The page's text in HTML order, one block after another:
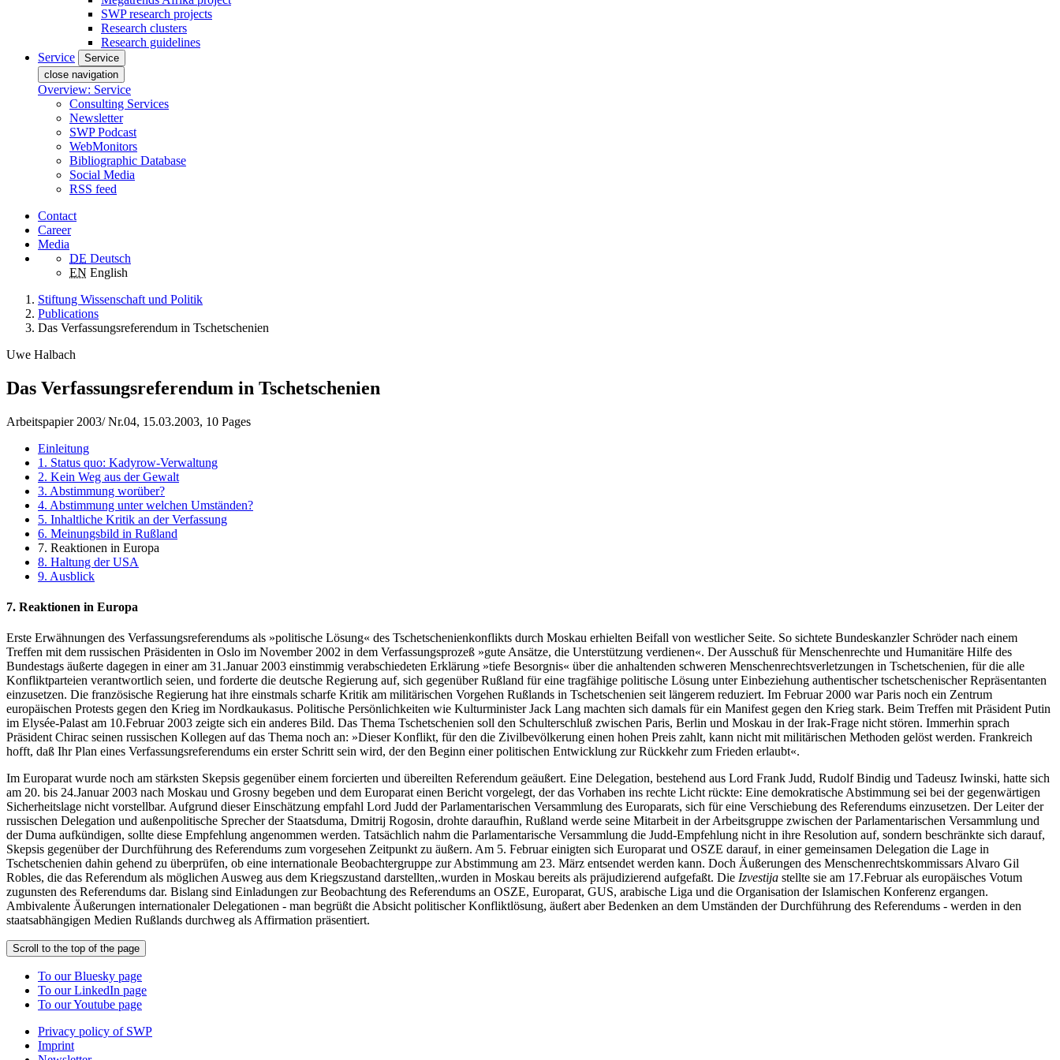
SWP research projects
Research clusters
Research guidelines
Service
Service
close navigation
Overview: Service
Consulting Services
Newsletter
SWP Podcast
WebMonitors
Bibliographic Database
Social Media
RSS feed
Contact
Career
Media
DE Deutsch
EN English
Stiftung Wissenschaft und Politik
Publications
Das Verfassungsreferendum in Tschetschenien
Uwe Halbach
Das Verfassungsreferendum in Tschetschenien
Arbeitspapier 2003/ Nr.04, 15.03.2003, 10 Pages
Einleitung
1. Status quo: Kadyrow-Verwaltung
2. Kein Weg aus der Gewalt
3. Abstimmung worüber?
4. Abstimmung unter welchen Umständen?
5. Inhaltliche Kritik an der Verfassung
6. Meinungsbild in Rußland
7. Reaktionen in Europa
8. Haltung der USA
9. Ausblick
7. Reaktionen in Europa
Erste Erwähnungen des Verfassungsreferendums als »politische Lösung« des Tschetschenienkonflikts durch Moskau erhielten Beifall von westlicher Seite. So sichtete Bundeskanzler Schröder nach einem
Treffen mit dem russischen Präsidenten in Oslo im November 2002 in dem Verfassungsprozeß »gute Ansätze, die Unterstützung verdienen«. Der Ausschuß für Menschenrechte und Humanitäre Hilfe des
Bundestags äußerte dagegen in einer am 31.Januar 2003 einstimmig verabschiedeten Erklärung »tiefe Besorgnis« über die anhaltenden schweren Menschenrechtsverletzungen in Tschetschenien, für die alle
Konfliktparteien verantwortlich seien, und forderte die deutsche Regierung auf, sich gegenüber Rußland für eine tragfähige politische Lösung unter Einbeziehung authentischer tschetschenischer Repräsentanten
einzusetzen. Die französische Regierung hat ihre einstmals scharfe Kritik am militärischen Vorgehen Rußlands in Tschetschenien seit längerem reduziert. Im Februar 2000 war Paris noch ein Zentrum
europäischen Protests gegen den Krieg im Nordkaukasus. Politische Persönlichkeiten wie Kulturminister Jack Lang machten sich damals für ein Manifest gegen den Krieg stark. Beim Treffen mit Präsident Putin
im Elysée-Palast am 10.Februar 2003 zeigte sich ein anderes Bild. Das Thema Tschetschenien soll den Schulterschluß zwischen Paris, Berlin und Moskau in der Irak-Frage nicht stören. Immerhin sprach
Präsident Chirac seinen russischen Kollegen auf das Thema noch an: »Dieser Konflikt, für den die Zivilbevölkerung einen hohen Preis zahlt, kann nicht mit militärischen Methoden gelöst werden. Frankreich
hofft, daß Ihr Plan eines Verfassungsreferendums ein erster Schritt sein wird, der den Beginn einer politischen Entwicklung zur Rückkehr zum Frieden erlaubt«.
Im Europarat wurde noch am stärksten Skepsis gegenüber einem forcierten und übereilten Referendum geäußert. Eine Delegation, bestehend aus Lord Frank Judd, Rudolf Bindig und Tadeusz Iwinski, hatte sich
am 20. bis 24.Januar 2003 nach Moskau und Grosny begeben und dem Europarat einen Bericht vorgelegt, der das Vorhaben ins rechte Licht rückte: Eine demokratische Abstimmung sei bei der gegenwärtigen
Sicherheitslage nicht vorstellbar. Aufgrund dieser Einschätzung empfahl Lord Judd der Parlamentarischen Versammlung des Europarats, sich für eine Verschiebung des Referendums einzusetzen. Der Leiter der
russischen Delegation und außenpolitische Sprecher der Staatsduma, Dmitrij Rogosin, drohte daraufhin, Rußland werde seine Mitarbeit in der Arbeitsgruppe zwischen der Parlamentarischen Versammlung und
der Duma aufkündigen, sollte diese Empfehlung angenommen werden. Tatsächlich nahm die Parlamentarische Versammlung die Judd-Empfehlung nicht in ihre Resolution auf, sondern beschränkte sich darauf,
Skepsis gegenüber der Durchführung des Referendums zum vorgesehen Zeitpunkt zu äußern. Am 5. Februar einigten sich Europarat und OSZE darauf, in einer gemeinsamen Delegation die Lage in
Tschetschenien dahin gehend zu überprüfen, ob eine internationale Beobachtergruppe zur Abstimmung am 23. März entsendet werden kann. Doch Äußerungen des Menschenrechtskommissars Alvaro Gil
Robles, die das Referendum als möglichen Ausweg aus dem Kriegszustand darstellten,.wurden in Moskau bereits als präjudizierend aufgefaßt. Die Izvestija stellte sie am 17.Februar als europäisches Votum
zugunsten des Referendums dar. Bislang sind Einladungen zur Beobachtung des Referendums an OSZE, Europarat, GUS, arabische Liga und die Organisation der Islamischen Konferenz ergangen.
Ambivalente Äußerungen internationaler Delegationen - man begrüßt die Absicht politischer Konfliktlösung, äußert aber Bedenken an dem Umständen der Durchführung des Referendums - werden in den
staatsabhängigen Medien Rußlands durchweg als Affirmation präsentiert.
Scroll to the top of the page
To our Bluesky page
To our LinkedIn page
To our Youtube page
Privacy policy of SWP
Imprint